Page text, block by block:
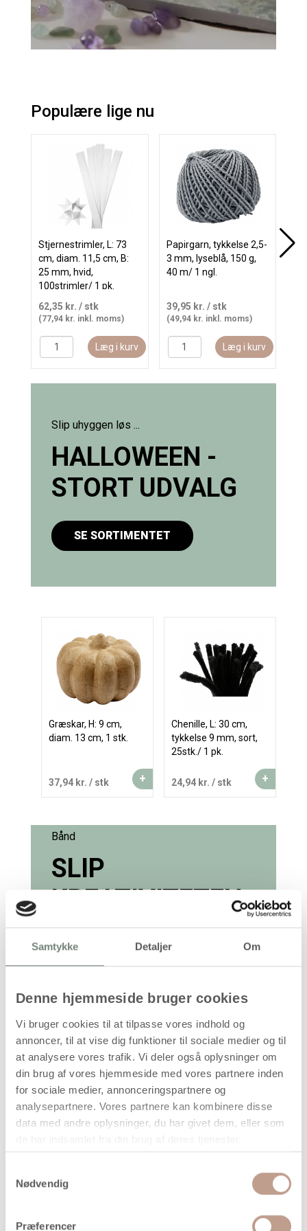
Samtykke Detaljer Om
Denne hjemmeside bruger cookies
Vi bruger cookies til at tilpasse vores indhold og
annoncer, til at vise dig funktioner til sociale medier og til
at analysere vores trafik. Vi deler også oplysninger om
din brug af vores hjemmeside med vores partnere inden
for sociale medier, annonceringspartnere og
analysepartnere. Vores partnere kan kombinere disse
data med andre oplysninger, du har givet dem, eller som
Nødvendig
Præferencer
Populære lige nu
Stjernestrimler, L: 73
cm, diam. 11,5 cm, B:
25 mm, hvid,
100strimler/ 1 pk.
62,35 kr. / stk
(77,94 kr. inkl. moms)
Læg i kurv
Papirgarn, tykkelse 2,5-
3 mm, lyseblå, 150 g,
40 m/ 1 ngl.
39,95 kr. / stk
(49,94 kr. inkl. moms)
Læg i kurv
Slip uhyggen løs ...
HALLOWEEN -
STORT UDVALG
SE SORTIMENTET
Græskar, H: 9 cm,
diam. 13 cm, 1 stk.
37,94 kr. / stk +
Chenille, L: 30 cm,
tykkelse 9 mm, sort,
25stk./ 1 pk.
24,94 kr. / stk +
Bånd
SLIP
KREATIVITETEN
LØS
10 mm, ass. farver,
84,94 kr.
mm, blå, 15 m/ 1 rl.